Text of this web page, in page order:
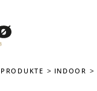
PRODUKTE INDOOR